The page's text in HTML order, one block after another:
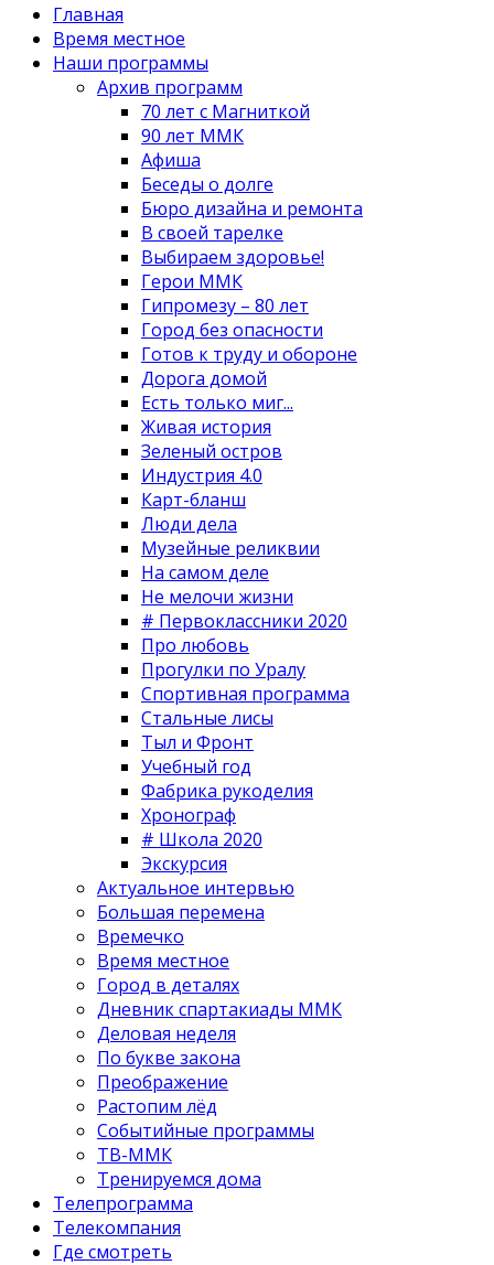
Главная
Время местное
Наши программы
Архив программ
70 лет с Магниткой
90 лет ММК
Афиша
Беседы о долге
Бюро дизайна и ремонта
В своей тарелке
Выбираем здоровье!
Герои ММК
Гипромезу – 80 лет
Город без опасности
Готов к труду и обороне
Дорога домой
Есть только миг...
Живая история
Зеленый остров
Индустрия 4.0
Карт-бланш
Люди дела
Музейные реликвии
На самом деле
Не мелочи жизни
# Первоклассники 2020
Про любовь
Прогулки по Уралу
Спортивная программа
Стальные лисы
Тыл и Фронт
Учебный год
Фабрика рукоделия
Хронограф
# Школа 2020
Экскурсия
Актуальное интервью
Большая перемена
Времечко
Время местное
Город в деталях
Дневник спартакиады ММК
Деловая неделя
По букве закона
Преображение
Растопим лёд
Событийные программы
ТВ-ММК
Тренируемся дома
Телепрограмма
Телекомпания
Где смотреть